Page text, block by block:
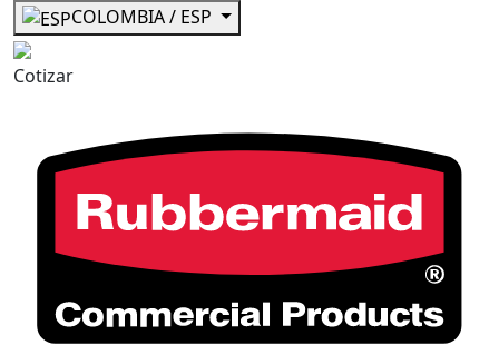
COLOMBIA / ESP
Cotizar